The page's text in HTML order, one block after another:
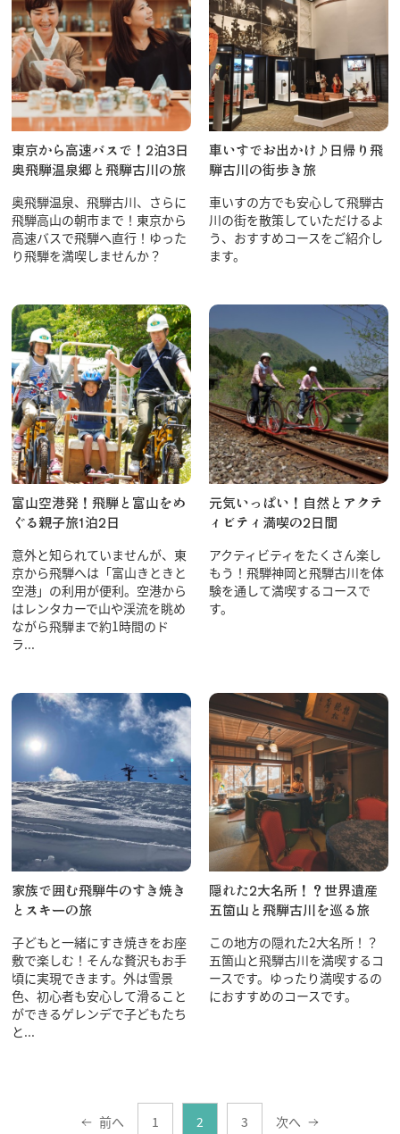
東京から高速バスで！2泊3日
奥飛騨温泉郷と飛騨古川の旅
奥飛騨温泉、飛騨古川、さらに
飛騨高山の朝市まで！東京から
高速バスで飛騨へ直行！ゆった
り飛騨を満喫しませんか？
車いすでお出かけ♪日帰り飛
騨古川の街歩き旅
車いすの方でも安心して飛騨古
川の街を散策していただけるよ
う、おすすめコースをご紹介し
ます。
富山空港発！飛騨と富山をめ
ぐる親子旅1泊2日
意外と知られていませんが、東
京から飛騨へは「富山きときと
空港」の利用が便利。空港から
はレンタカーで山や渓流を眺め
ながら飛騨まで約1時間のド
ラ...
元気いっぱい！自然とアクテ
ィビティ満喫の2日間
アクティビティをたくさん楽し
もう！飛騨神岡と飛騨古川を体
験を通して満喫するコースで
す。
家族で囲む飛騨牛のすき焼き
とスキーの旅
子どもと一緒にすき焼きをお座
敷で楽しむ！そんな贅沢もお手
頃に実現できます。外は雪景
色、初心者も安心して滑ること
ができるゲレンデで子どもたち
と...
隠れた2大名所！？世界遺産
五箇山と飛騨古川を巡る旅
この地方の隠れた2大名所！？
五箇山と飛騨古川を満喫するコ
ースです。ゆったり満喫するの
におすすめのコースです。
前へ 1 2 3 次へ